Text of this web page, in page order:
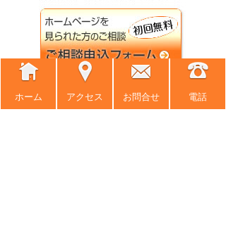
ホーム アクセス お問合せ 電話